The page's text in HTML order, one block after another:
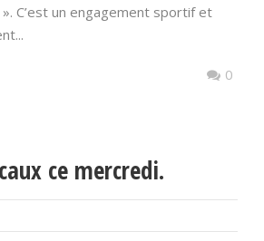
C’est un engagement sportif et
0
ce mercredi.